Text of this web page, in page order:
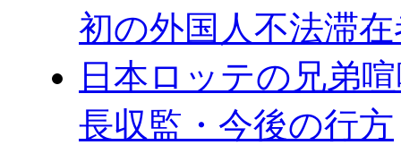
初の外国人不法滞
日本ロッテの兄弟
長収監・今後の行方